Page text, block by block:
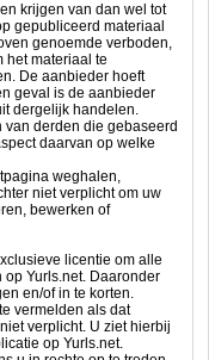
krijgen van dan wel tot
gepubliceerd materiaal
genoemde verboden,
het materiaal te
De aanbieder hoeft
geval is de aanbieder
dergelijk handelen.
derden die gebaseerd
daarvan op welke
weghalen,
niet verplicht om uw
bewerken of
licentie om alle
Yurls.net. Daaronder
en/of in te korten.
vermelden als dat
verplicht. U ziet hierbij
op Yurls.net.